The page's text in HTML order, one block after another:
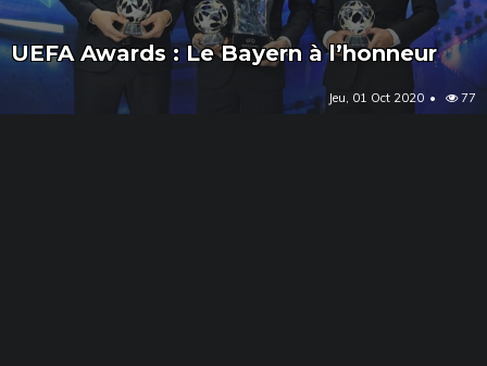
UEFA Awards : Le Bayern à l’honneur
Jeu, 01 Oct 2020 77